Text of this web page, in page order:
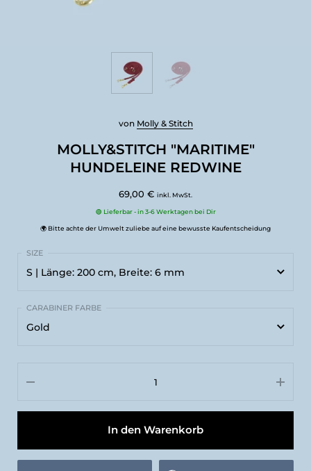
MOLLY&STITCH "MARITIME"
HUNDELEINE REDWINE
von Molly & Stitch
69,00 € inkl. MwSt.
🟢 Lieferbar - in 3-6 Werktagen bei Dir
🌍 Bitte achte der Umwelt zuliebe auf eine bewusste Kaufentscheidung
S | Länge: 200 cm, Breite: 6 mm
S | Länge: 200 cm, Breite: 6 mm
M | Länge: 200 cm, Breite: 12 mm
Gold
In den Warenkorb